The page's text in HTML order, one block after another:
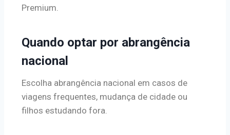
Premium.
Quando optar por abrangência
nacional
Escolha abrangência nacional em casos de
viagens frequentes, mudança de cidade ou
filhos estudando fora.